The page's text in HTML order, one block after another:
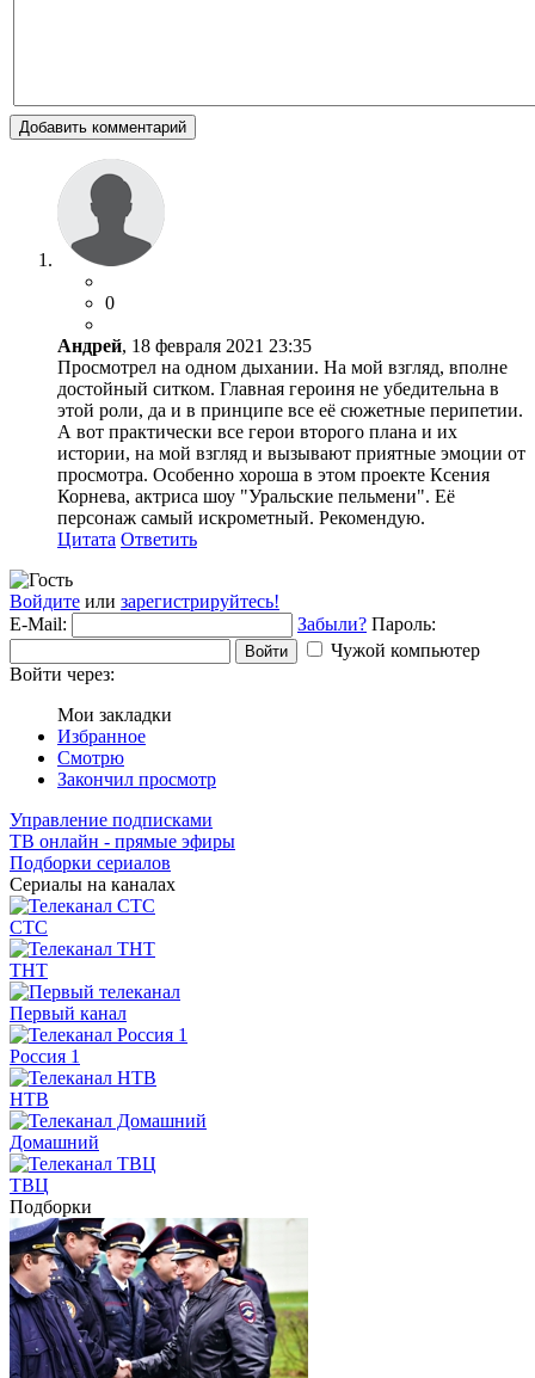
Добавить комментарий
0
Андрей, 18 февраля 2021 23:35
Просмотрел на одном дыхании. На мой взгляд, вполне
достойный ситком. Главная героиня не убедительна в
этой роли, да и в принципе все её сюжетные перипетии.
А вот практически все герои второго плана и их
истории, на мой взгляд и вызывают приятные эмоции от
просмотра. Особенно хороша в этом проекте Ксения
Корнева, актриса шоу "Уральские пельмени". Её
персонаж самый искрометный. Рекомендую.
Цитата Ответить
Войдите или зарегистрируйтесь!
E-Mail:
Забыли? Пароль:
Войти
Чужой компьютер
Войти через:
Мои закладки
Избранное
Смотрю
Закончил просмотр
Управление подписками
ТВ онлайн - прямые эфиры
Подборки сериалов
Сериалы на каналах
СТС
ТНТ
Первый канал
Россия 1
НТВ
Домашний
ТВЦ
Подборки